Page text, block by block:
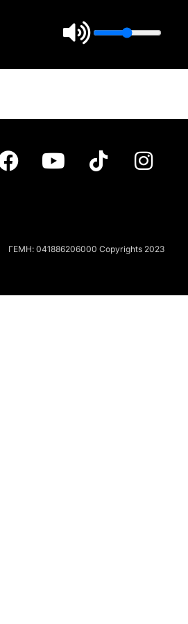
ΓΕΜΗ: 041886206000 Copyrights 2023